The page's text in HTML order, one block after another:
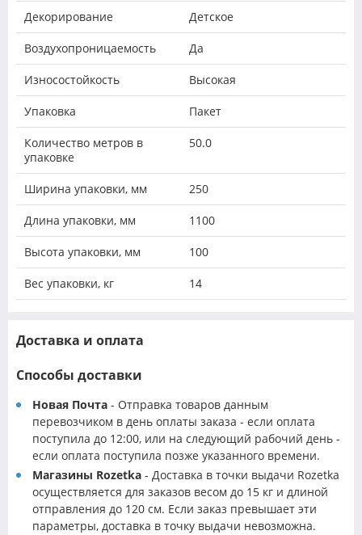
Декорирование Детское
Воздухопроницаемость Да
Износостойкость Высокая
Упаковка Пакет
Количество метров в
упаковке
50.0
Ширина упаковки, мм 250
Длина упаковки, мм 1100
Высота упаковки, мм 100
Вес упаковки, кг 14
Доставка и оплата
Способы доставки
Новая Почта - Отправка товаров данным
перевозчиком в день оплаты заказа - если оплата
поступила до 12:00, или на следующий рабочий день -
если оплата поступила позже указанного времени.
Магазины Rozetka - Доставка в точки выдачи Rozetka
осуществляется для заказов весом до 15 кг и длиной
отправления до 120 см. Если заказ превышает эти
параметры, доставка в точку выдачи невозможна.